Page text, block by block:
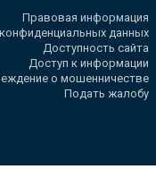
Правовая информация
данных
Доступность сайта
Доступ к информации
о мошенничестве
Подать жалобу